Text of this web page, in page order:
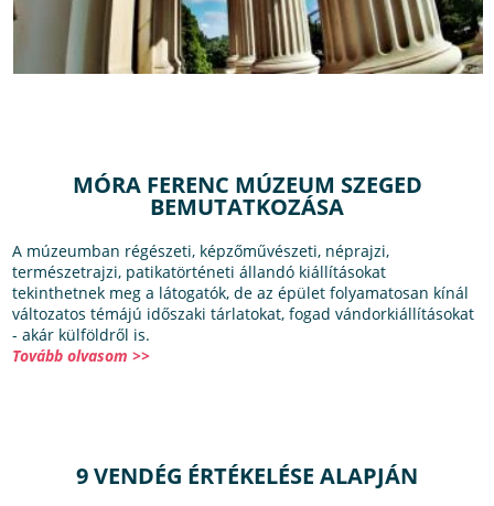
MÓRA FERENC MÚZEUM SZEGED
BEMUTATKOZÁSA
A múzeumban régészeti, képzőművészeti, néprajzi,
természetrajzi, patikatörténeti állandó kiállításokat
tekinthetnek meg a látogatók, de az épület folyamatosan kínál
változatos témájú időszaki tárlatokat, fogad vándorkiállításokat
- akár külföldről is.
Tovább olvasom >>
9 VENDÉG ÉRTÉKELÉSE ALAPJÁN